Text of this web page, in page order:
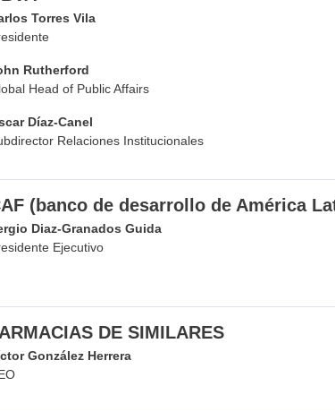
Torres Vila
Rutherford
Head of Public Affairs
Díaz-Canel
Relaciones Institucionales
(banco de desarrollo de América
Diaz-Granados Guida
Ejecutivo
DE SIMILARES
González Herrera